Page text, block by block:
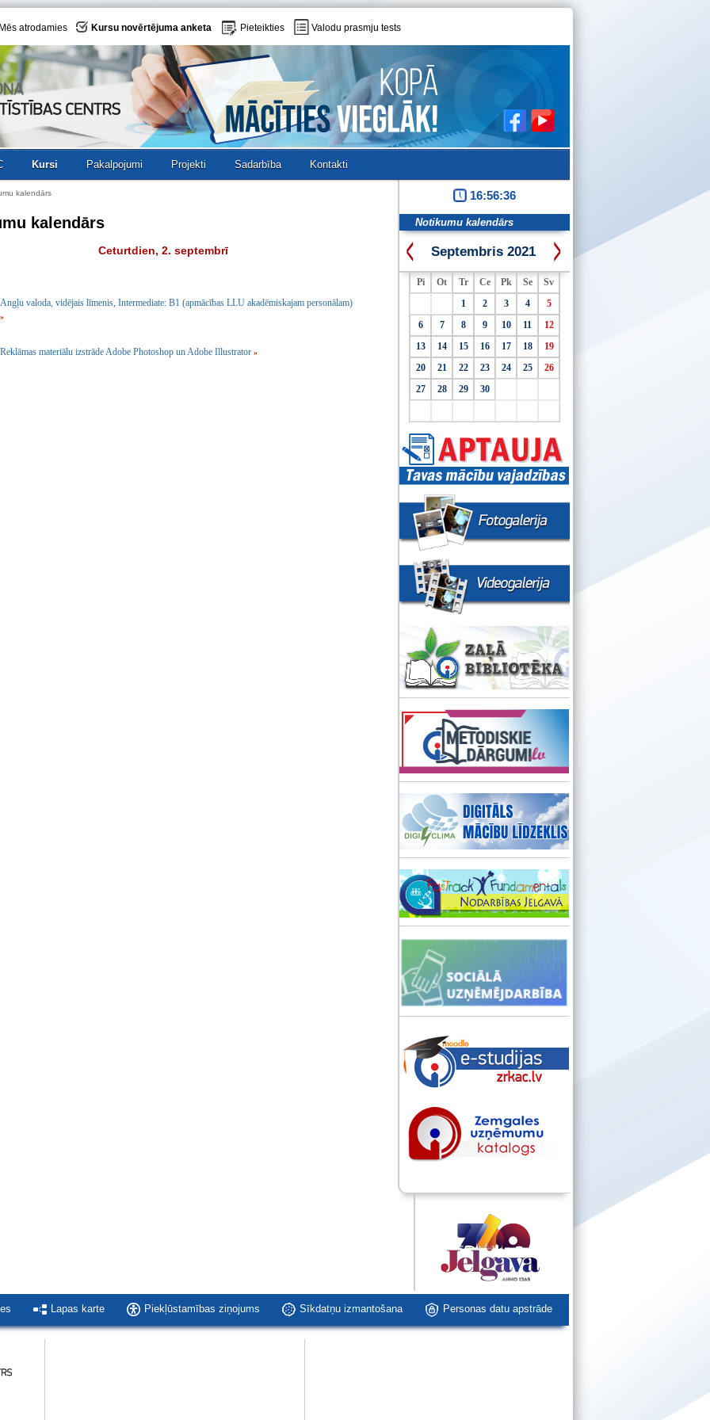
Mēs atrodamies Kursu novērtējuma anketa Pieteikties Valodu prasmju tests
Kursi Pakalpojumi Projekti Sadarbība Kontakti
kalendārs
kalendārs
Ceturtdien, 2. septembrī
Angļu valoda, vidējais līmenis, Intermediate: B1 (apmācības LLU akadēmiskajam personālam)
»
Reklāmas materiālu izstrāde Adobe Photoshop un Adobe Illustrator »
16:56:36
Notikumu kalendārs
Septembris 2021
Pi Ot Tr Ce Pk Se
Sv
1
2 3 4
5
6
7 8 9 10 11
12
13
14 15 16 17 18
19
20
21 22 23 24 25
26
27
28 29 30
Lapas karte Piekļūstamības ziņojums Sīkdatņu izmantošana Personas datu apstrāde